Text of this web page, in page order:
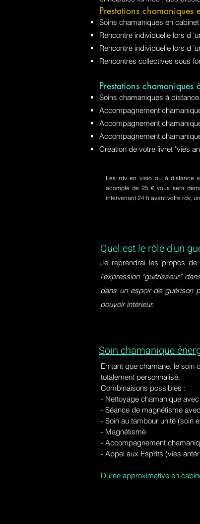
Prestations chamaniques
Soins chamaniques en cabinet
Rencontre individuelle lors d
Rencontre individuelle lors d
Rencontres collectives sous
Prestations
Soins chamaniques à distance.
Accompagnement
Accompagnement
Accompagnement
Création de votre livret "vies
Les rdv en visio ou à distance
acompte de 25 € vous sera
intervenant 24 h avant votre rdv,
Quel est le rôle d'un
Je reprendrai les propos
l’expression “guérisseur”
dans un espoir de guérison
pouvoir intérieur.
Soin chamanique
En tant que chamane, le
totalement personnalisé.
Combinaisons possibles :
- Nettoyage chamanique
- Séance de magnétisme
- Soin au tambour unité (soin
- Magnétisme
- Accompagnement
- Appel aux Esprits (vies
Durée approximative en